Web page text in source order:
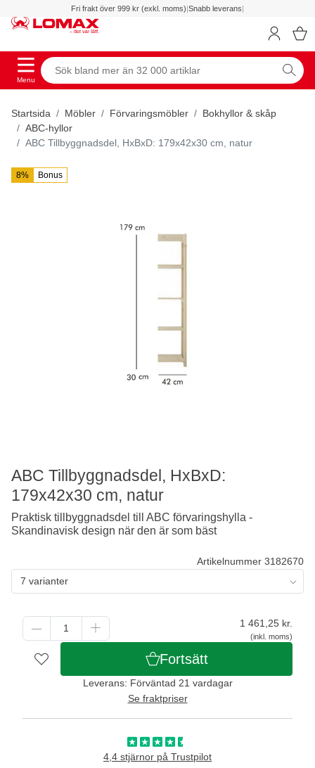
Fri frakt över 999 kr (exkl. moms)|Snabb leverans|
Menu
Startsida Möbler Förvaringsmöbler
Bokhyllor & skåp
ABC-hyllor
ABC Tillbyggnadsdel, HxBxD: 179x42x30 cm, natur
8% Bonus
Artikelnummer 3182670
7 varianter
1 461,25 kr.
(inkl. moms)
Fortsätt
Leverans: Förväntad 21 vardagar
Se fraktpriser
4,4 stjärnor på Trustpilot
ABC Tillbyggnadsdel, HxBxD:
179x42x30 cm, natur
Praktisk tillbyggnadsdel till ABC förvaringshylla -
Skandinavisk design när den är som bäst